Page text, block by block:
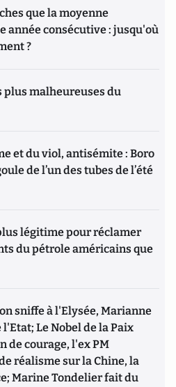
que la moyenne
année consécutive : jusqu'où
?
plus malheureuses du
et du viol, antisémite : Boro
de l’un des tubes de l’été
légitime pour réclamer
du pétrole américains que
sniffe à l'Elysée, Marianne
Le Nobel de la Paix
de courage, l'ex PM
réalisme sur la Chine, la
Marine Tondelier fait du